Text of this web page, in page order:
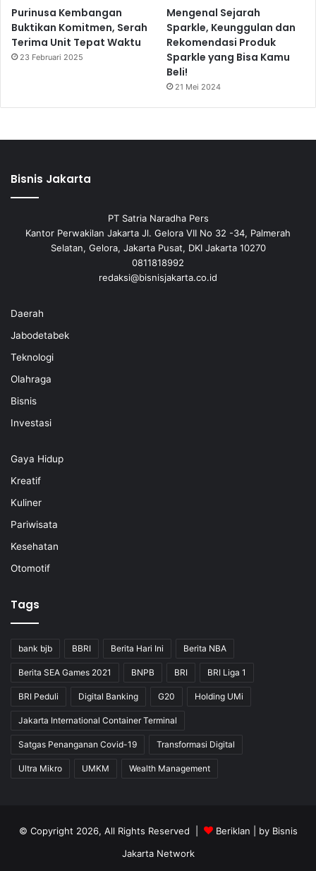
Purinusa Kembangan
Buktikan Komitmen, Serah
Terima Unit Tepat Waktu
23 Februari 2025
Mengenal Sejarah
Sparkle, Keunggulan dan
Rekomendasi Produk
Sparkle yang Bisa Kamu
Beli!
21 Mei 2024
Bisnis Jakarta
PT Satria Naradha Pers
Kantor Perwakilan Jakarta Jl. Gelora VII No 32 -34, Palmerah
Selatan, Gelora, Jakarta Pusat, DKI Jakarta 10270
0811818992
redaksi@bisnisjakarta.co.id
Daerah
Jabodetabek
Teknologi
Olahraga
Bisnis
Investasi
Gaya Hidup
Kreatif
Kuliner
Pariwisata
Kesehatan
Otomotif
Tags
bank bjb BBRI Berita Hari Ini Berita NBA
Berita SEA Games 2021 BNPB BRI BRI Liga 1
BRI Peduli Digital Banking G20 Holding UMi
Jakarta International Container Terminal
Satgas Penanganan Covid-19 Transformasi Digital
Ultra Mikro UMKM Wealth Management
© Copyright 2026, All Rights Reserved | Beriklan | by Bisnis
Jakarta Network